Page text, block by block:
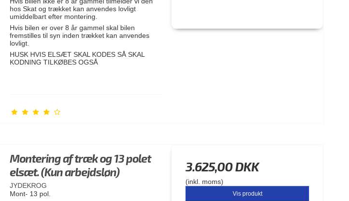
hos Skat og trækket kan anvendes lovligt
umiddelbart efter montering.
Hvis bilen er over 8 år gammel skal bilen
fremstilles til syn inden trækket kan anvendes
lovligt.
HUSK HVIS ELSÆT SKAL KODES SÅ SKAL
KODNING TILKØBES OGSÅ
Montering af træk og 13 polet
elsæt. (Kun arbejdsløn)
JYDEKROG
Mont- 13 pol.
3.625,00 DKK
(inkl. moms)
Vis produkt